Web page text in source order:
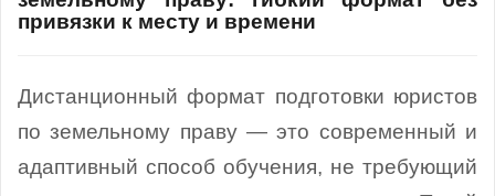
привязки к месту и времени
Дистанционный формат подготовки юристов
по земельному праву — это современный и
адаптивный способ обучения, не требующий